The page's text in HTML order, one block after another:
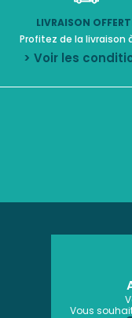
LIVRAISON
Profitez de la livraison
> Voir les
Vous